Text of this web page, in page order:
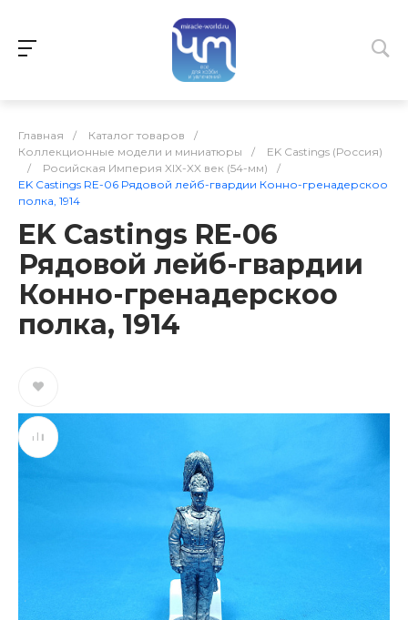
Главная / Каталог товаров
/
Коллекционные модели и миниатюры
/
EK Castings (Россия)
/
Росийская Империя XIX-XX век (54-мм)
/
EK Castings RE-06 Рядовой лейб-гвардии Конно-гренадерскоо
полка, 1914
EK Castings RE-06
Рядовой лейб-гвардии
Конно-гренадерскоо
полка, 1914